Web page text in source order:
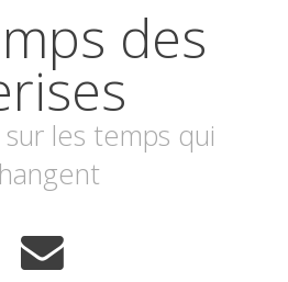
des
les temps qui